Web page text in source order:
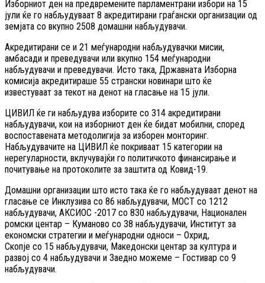
Изборниот ден на предвремените парламентрани избори на 15
јули ќе го набљудуваат 8 акредитирани граѓански организации од
земјата со вкупно 2508 домашни набљудувачи.
Акредитирани се и 21 меѓународни набљудувачки мисии,
амбасади и преведувачи или вкупно 154 меѓународни
набљудувачи и преведувачи. Исто така, Државната Изборна
комисија акредитираше 55 странски новинари што ќе
известуваат за текот на денот на гласање на 15 јули.
ЦИВИЛ ќе ги набљудува изборите со 314 акредитирани
набљудувачи, кои на изборниот ден ќе бидат мобилни, според
воспоставената методолигија за изборен монторинг.
Набљудувачите на ЦИВИЛ ќе покриваат 15 категории на
нерегуларности, вклучувајќи го политичкото финансирање и
почитување на протоколите за заштита од Ковид-19.
Домашни организации што исто така ќе го набљудуваат денот на
гласање се Инклузива со 86 набљудувачи, МОСТ со 1212
набљудувачи, АКСИОС -2017 со 830 набљудувачи, Национален
ромски центар – Куманово со 38 набљудувачи, Институт за
економски стратегии и меѓународни односи – Охрид,
Скопје со 15 набљудувачи, Македонски центар за култура и
развој со 4 набљудувачи и Заедно можеме – Гостивар со 9
набљудувачи.